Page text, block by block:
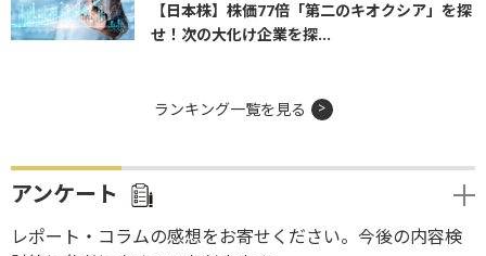
【日本株】株価77倍「第二のキオクシア」を探
せ！次の大化け企業を探...
ランキング一覧を見る
アンケート
レポート・コラムの感想をお寄せください。今後の内容検